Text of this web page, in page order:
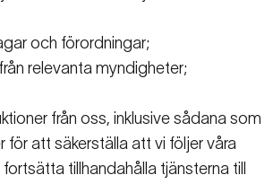
och förordningar;
relevanta myndigheter;
från oss, inklusive sådana som
för att säkerställa att vi följer våra
tillhandahålla tjänsterna till